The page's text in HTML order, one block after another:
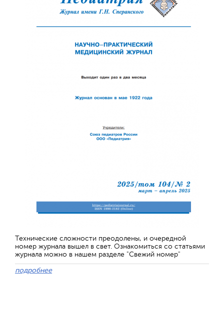
Технические сложности преодолены, и очередной
номер журнала вышел в свет. Ознакомиться со статьями
журнала можно в нашем разделе "Свежий номер"
подробнее